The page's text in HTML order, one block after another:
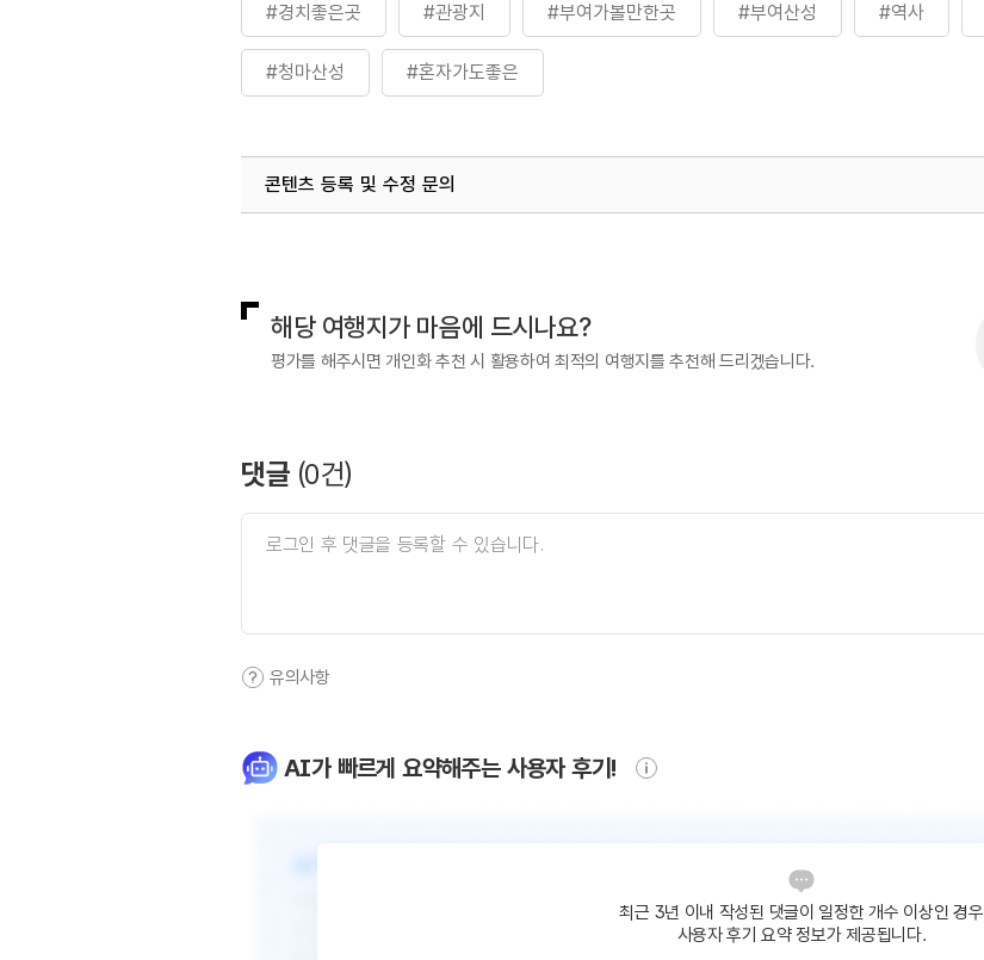
#경치좋은곳 #관광지 #부여가볼만한곳 #부여산성 #역사
#청마산성 #혼자가도좋은
콘텐츠 등록 및 수정 문의
해당 여행지가 마음에 드시나요?
평가를 해주시면 개인화 추천 시 활용하여 최적의 여행지를 추천해 드리겠습니다.
댓글 (0건)
유의사항
AI가 빠르게 요약해주는 사용자 후기!
최근 3년 이내 작성된 댓글이 일정한 개수 이상인 경우
사용자 후기 요약 정보가 제공됩니다.